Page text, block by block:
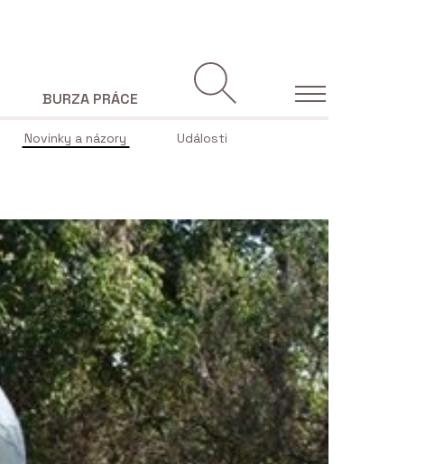
Novinky a názory Události
BURZA PRÁCE